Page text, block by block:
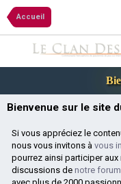
Accueil
Bienvenue sur le site
Si vous appréciez le
nous vous invitons à vous
pourrez ainsi participer
discussions de notre forum